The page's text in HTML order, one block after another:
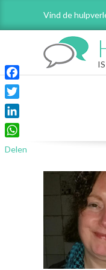
Vind de
Facebook
Twitter
LinkedIn
WhatsApp
Delen